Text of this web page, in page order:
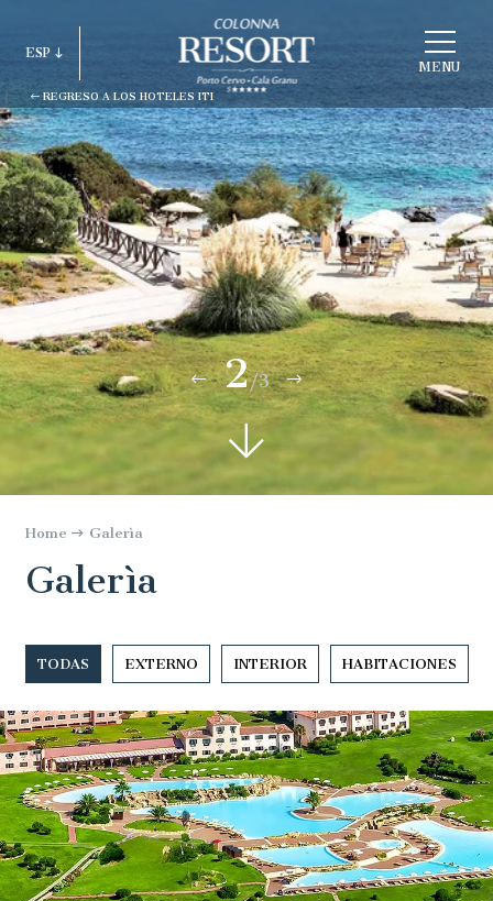
MENU
REGRESO A LOS HOTELES ITI
ESP
ITA
ENG
FRA
DEU
ESP
RUS
3/3
Home Galerìa
Galerìa
TODAS EXTERNO INTERIOR HABITACIONES